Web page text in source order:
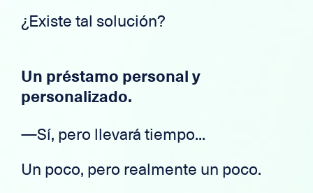
¿Existe tal solución?
Un préstamo personal y
personalizado.
—Sí, pero llevará tiempo...
Un poco, pero realmente un poco.